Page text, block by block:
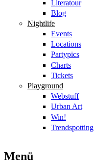
Literatour
Blog
Nightlife
Events
Locations
Partypics
Charts
Tickets
Playground
Webstuff
Urban Art
Win!
Trendspotting
Menü